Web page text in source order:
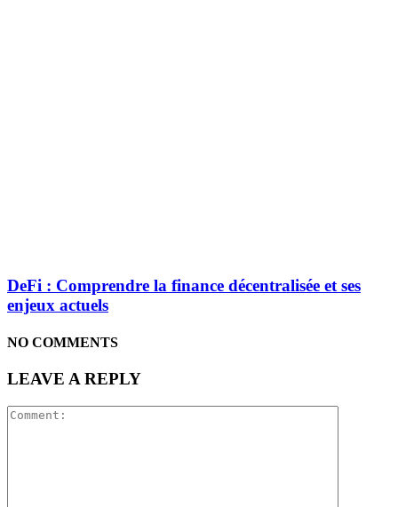
DeFi : Comprendre la finance décentralisée et ses
enjeux actuels
NO COMMENTS
LEAVE A REPLY